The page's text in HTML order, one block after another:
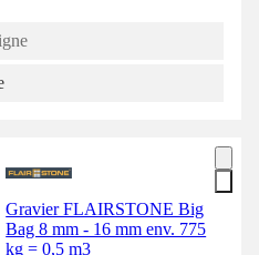
Gravier FLAIRSTONE Big
Bag 8 mm - 16 mm env. 775
kg = 0,5 m3